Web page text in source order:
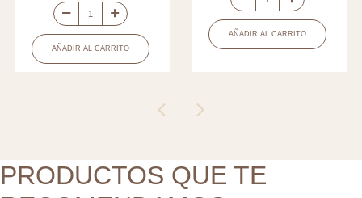
Medalla
covergold
ovalada
22x15mm
x
AÑADIR AL CARRITO
Separador
vidrio
pez
und
AÑADIR AL CARRITO
PRODUCTOS QUE TE